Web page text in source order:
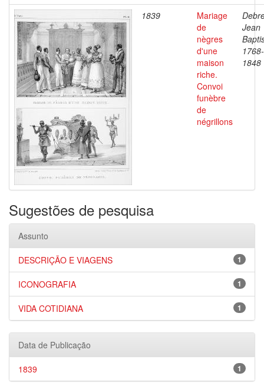
1839
Mariage
de
nègres
d'une
maison
riche.
Convoi
funèbre
de
négrillons
Jean
1768-
1848
Sugestões de pesquisa
Assunto
1
DESCRIÇÃO E VIAGENS
1
ICONOGRAFIA
1
VIDA COTIDIANA
Data de Publicação
1
1839